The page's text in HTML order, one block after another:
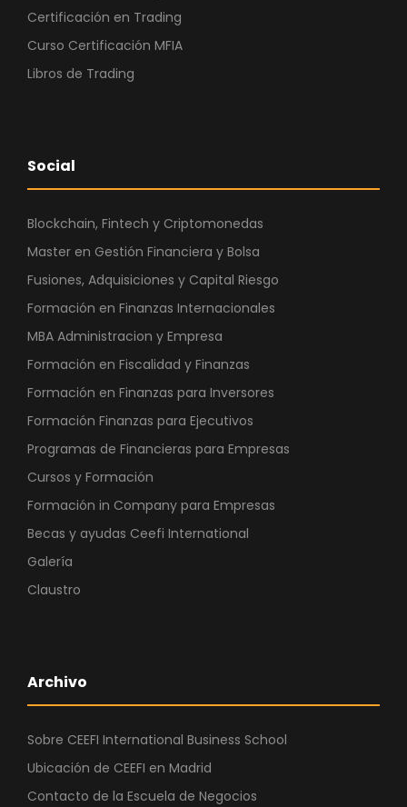
Certificación en Trading
Curso Certificación MFIA
Libros de Trading
Social
Blockchain, Fintech y Criptomonedas
Master en Gestión Financiera y Bolsa
Fusiones, Adquisiciones y Capital Riesgo
Formación en Finanzas Internacionales
MBA Administracion y Empresa
Formación en Fiscalidad y Finanzas
Formación en Finanzas para Inversores
Formación Finanzas para Ejecutivos
Programas de Financieras para Empresas
Cursos y Formación
Formación in Company para Empresas
Becas y ayudas Ceefi International
Galería
Claustro
Archivo
Sobre CEEFI International Business School
Ubicación de CEEFI en Madrid
Contacto de la Escuela de Negocios